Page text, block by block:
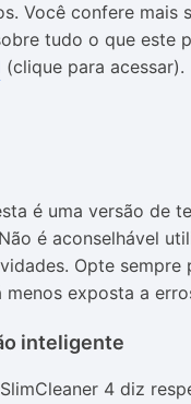
Você confere mais
tudo o que este
(clique para acessar).
é uma versão de
é aconselhável
Opte
menos exposta a
inteligente
4 diz